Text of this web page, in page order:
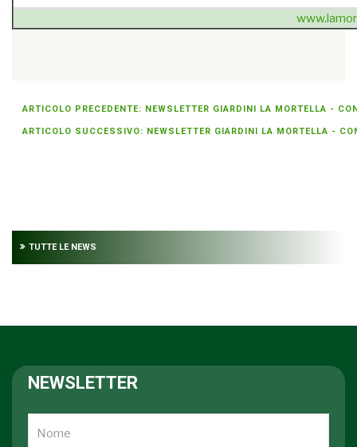
ARTICOLO PRECEDENTE: NEWSLETTER GIARDINI LA MORTELLA -
ARTICOLO SUCCESSIVO: NEWSLETTER GIARDINI LA MORTELLA -
TUTTE LE NEWS
NEWSLETTER